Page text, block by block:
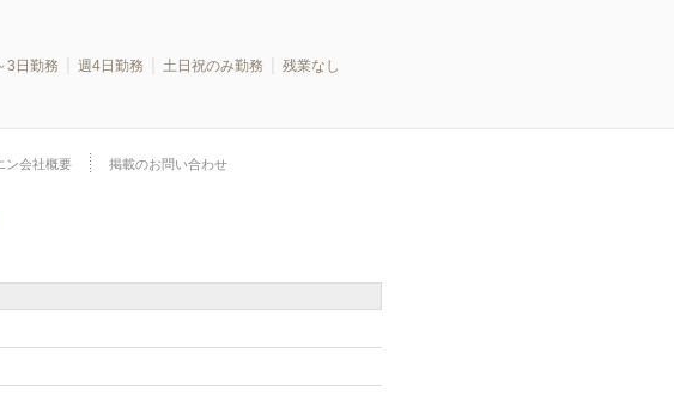
3日勤務 週4日勤務 土日祝のみ勤務
残業なし
ン会社概要 掲載のお問い合わせ